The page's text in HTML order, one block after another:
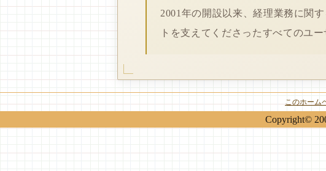
2001年の開設以来、経理業務に関
トを支えてくださったすべてのユ
このホーム
Copyright©